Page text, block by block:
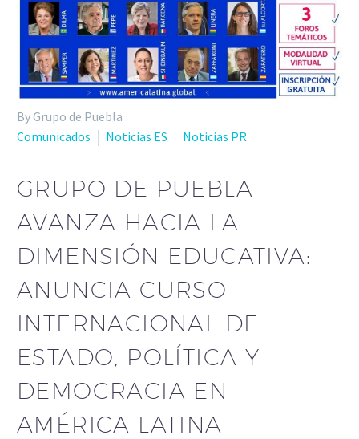
By Grupo de Puebla
Comunicados
Noticias ES Noticias PR
GRUPO DE PUEBLA
AVANZA HACIA LA
DIMENSIÓN EDUCATIVA:
ANUNCIA CURSO
INTERNACIONAL DE
ESTADO, POLÍTICA Y
DEMOCRACIA EN
AMÉRICA LATINA